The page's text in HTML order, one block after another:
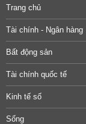
Trang chủ
Tài chính - Ngân hàng
Bất động sản
Tài chính quốc tế
Kinh tế số
Sống